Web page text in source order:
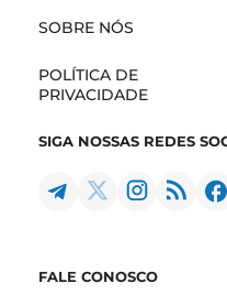
SOBRE NÓS
POLÍTICA DE
PRIVACIDADE
SIGA NOSSAS REDES
FALE CONOSCO